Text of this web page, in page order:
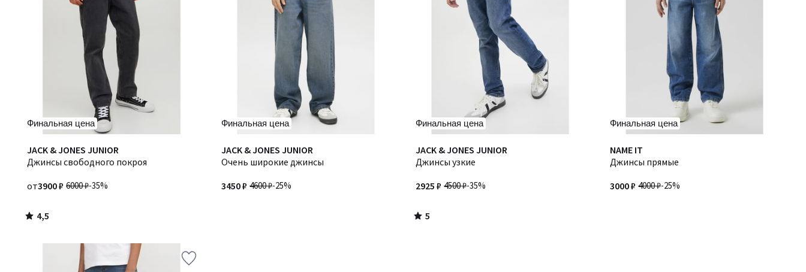
Финальная цена
JACK & JONES JUNIOR
Джинсы свободного покроя
6000 ₽-35%
от3900 ₽
4,5
/ 5
4,5
/
Финальная цена
JACK & JONES JUNIOR
Очень широкие джинсы
4600 ₽-25%
3450 ₽
Финальная цена
JACK & JONES JUNIOR
Джинсы узкие
4500 ₽-35%
2925 ₽
5
/
5
/
Финальная цена
NAME IT
Джинсы прямые
4000 ₽-25%
3000 ₽